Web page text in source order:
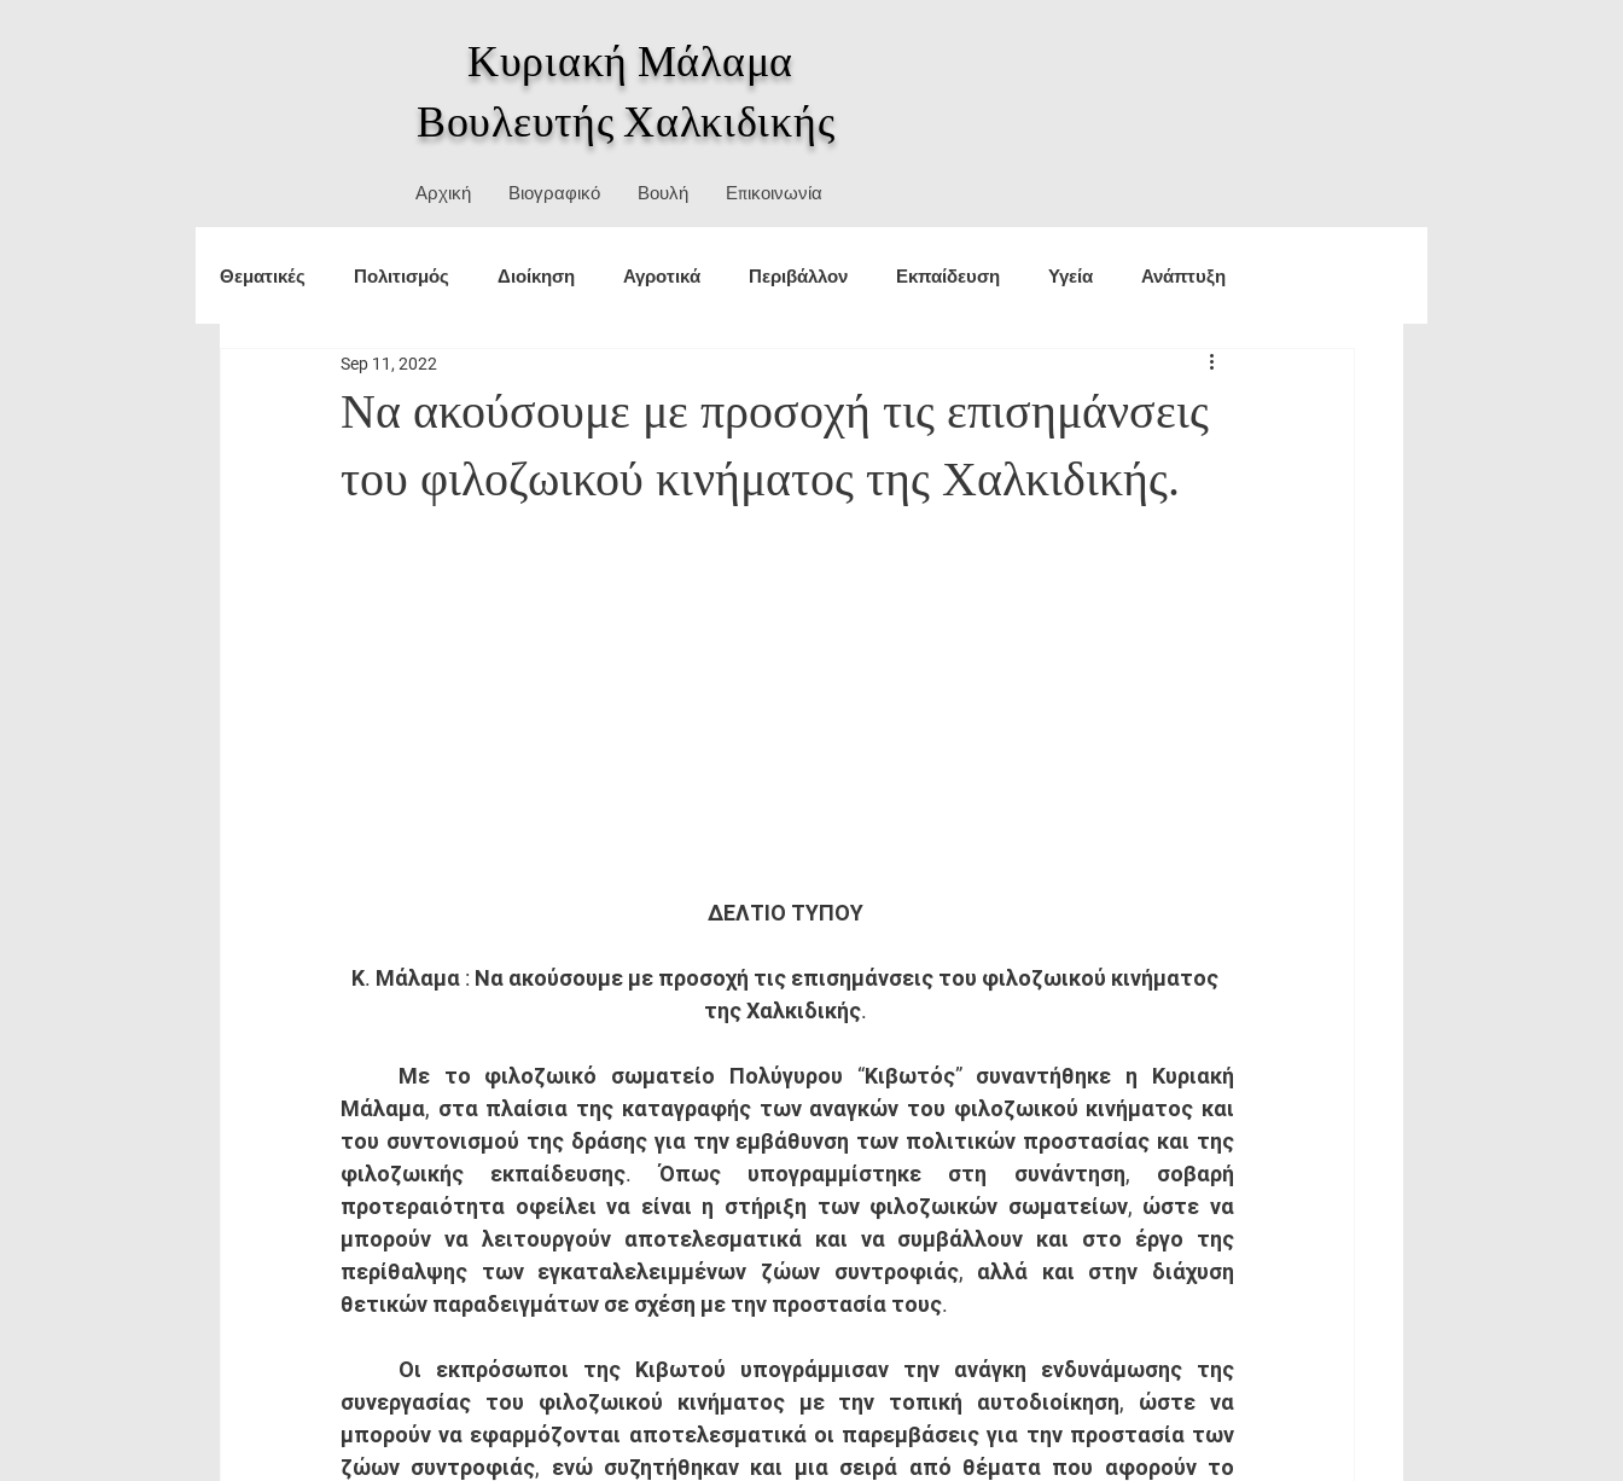
Κυριακή Μάλαμα
Βουλευτής Χαλκιδικής
Αρχική Βιογραφικό Βουλή Επικοινωνία
Θεματικές Πολιτισμός Διοίκηση Αγροτικά Περιβάλλον Εκπαίδευση Υγεία Ανάπτυξη
Τουρισμός εξωτερικές υποθέσεις Οικονομία
Δικαιώματα ΥΜΑΘ Θεσμοί Ιστορία
Να ακούσουμε με προσοχή τις επισημάνσεις
του φιλοζωικού κινήματος της Χαλκιδικής.
Sep 11, 2022
ΔΕΛΤΙΟ ΤΥΠΟΥ
Κ. Μάλαμα : Να ακούσουμε με προσοχή τις επισημάνσεις του φιλοζωικού κινήματος
της Χαλκιδικής.
Μάλαμα, στα πλαίσια της καταγραφής των αναγκών του φιλοζωικού κινήματος και
του συντονισμού της δράσης για την εμβάθυνση των πολιτικών προστασίας και της
φιλοζωικής εκπαίδευσης. Όπως υπογραμμίστηκε στη συνάντηση, σοβαρή
προτεραιότητα οφείλει να είναι η στήριξη των φιλοζωικών σωματείων, ώστε να
μπορούν να λειτουργούν αποτελεσματικά και να συμβάλλουν και στο έργο της
περίθαλψης των εγκαταλελειμμένων ζώων συντροφιάς, αλλά και στην διάχυση
θετικών παραδειγμάτων σε σχέση με την προστασία τους.
συνεργασίας του φιλοζωικού κινήματος με την τοπική αυτοδιοίκηση, ώστε να
μπορούν να εφαρμόζονται αποτελεσματικά οι παρεμβάσεις για την προστασία των
ζώων συντροφιάς, ενώ συζητήθηκαν και μια σειρά από θέματα που αφορούν το